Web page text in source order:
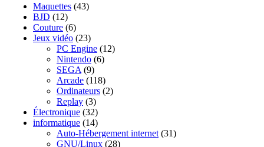
Maquettes (43)
BJD (12)
Couture (6)
Jeux vidéo (23)
PC Engine (12)
Nintendo (6)
SEGA (9)
Arcade (118)
Ordinateurs (2)
Replay (3)
Électronique (32)
informatique (14)
Auto-Hébergement internet (31)
GNU/Linux (28)